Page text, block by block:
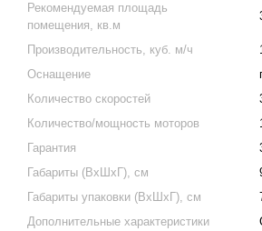
Рекомендуемая площадь
помещения, кв.м
Производительность, куб. м/ч
Оснащение
Количество скоростей
Количество/мощность моторов
Гарантия
Габариты (ВхШхГ), см
Габариты упаковки (ВхШхГ), см
Дополнительные характеристики